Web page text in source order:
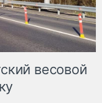
весовой